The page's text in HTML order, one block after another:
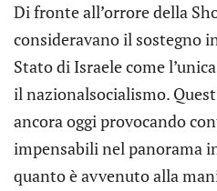
Di fronte all’orrore della
consideravano il sostegno
Stato di Israele come
il nazionalsocialismo.
ancora oggi provocando
impensabili nel panorama
quanto è avvenuto alla